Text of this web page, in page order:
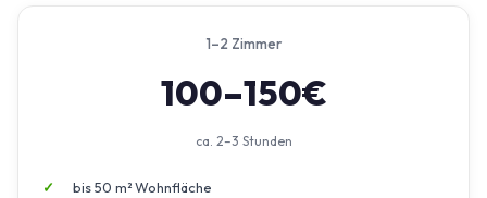
1–2 Zimmer
100–150€
ca. 2–3 Stunden
bis 50 m² Wohnfläche